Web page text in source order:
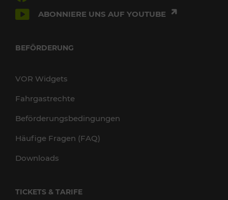
ABONNIERE UNS AUF YOUTUBE
BEFÖRDERUNG
VOR Widgets
Fahrgastrechte
Beförderungsbedingungen
Häufige Fragen (FAQ)
Downloads
TICKETS & TARIFE